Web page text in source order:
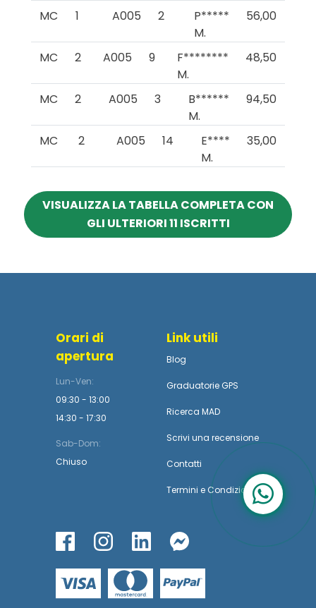
MC
1 A005 2
P*****
M.
56,00
MC 2 A005 9
F********
M.
48,50
MC 2 A005 3
B******
M.
94,50
MC 2 A005 14
E****
M.
35,00
VISUALIZZA LA TABELLA COMPLETA CON
GLI ULTERIORI 11 ISCRITTI
Orari di
apertura
Lun-Ven:
09:30 - 13:00
14:30 - 17:30
Sab-Dom:
Chiuso
Link utili
Blog
Graduatorie GPS
Ricerca MAD
Scrivi una recensione
Contatti
Termini e Condizioni